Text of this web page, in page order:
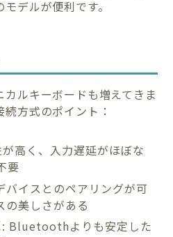
デルが便利です。
ルキーボードも増えてきま
方式のポイント：
高く、入力遅延がほぼな
要
バイスとのペアリングが可
の美しさがある
: Bluetoothよりも安定した